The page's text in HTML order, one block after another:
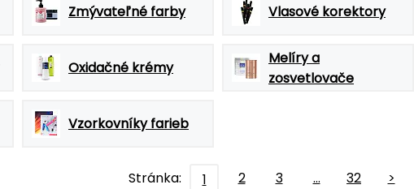
Zmývateľné farby Vlasové korektory
Oxidačné krémy
Melíry a
zosvetlovače
Vzorkovníky farieb
Stránka: 1 2 3 … 32
>